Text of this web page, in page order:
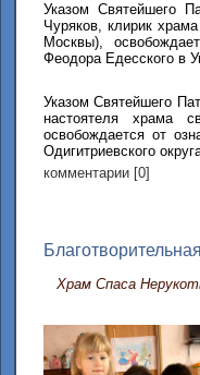
Указом Святейшего
Чуряков, клирик
Москвы),
Феодора Едесского в
Указом Святейшего
настоятеля храма
освобождается от
Одигитриевского
комментарии [0]
Храм Спаса